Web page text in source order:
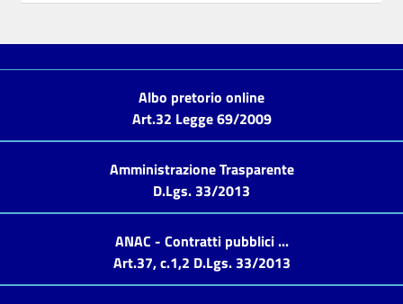
Albo pretorio online
Art.32 Legge 69/2009
Amministrazione Trasparente
D.Lgs. 33/2013
ANAC - Contratti pubblici ...
Art.37, c.1,2 D.Lgs. 33/2013